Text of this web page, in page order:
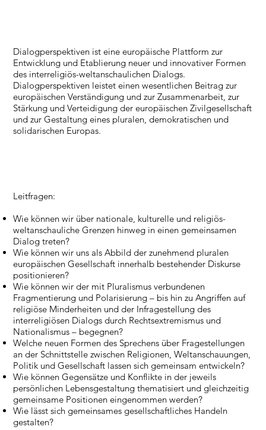
Dialogperspektiven ist eine europäische Plattform zur
Entwicklung und Etablierung neuer und innovativer Formen
des interreligiös-weltanschaulichen Dialogs.
Dialogperspektiven leistet einen wesentlichen Beitrag zur
europäischen Verständigung und zur Zusammenarbeit, zur
Stärkung und Verteidigung der europäischen Zivilgesellschaft
und zur Gestaltung eines pluralen, demokratischen und
solidarischen Europas.
Leitfragen:
Wie können wir über nationale, kulturelle und religiös-
weltanschauliche Grenzen hinweg in einen gemeinsamen
Dialog treten?
Wie können wir uns als Abbild der zunehmend pluralen
europäischen Gesellschaft innerhalb bestehender Diskurse
positionieren?
Wie können wir der mit Pluralismus verbundenen
Fragmentierung und Polarisierung – bis hin zu Angriffen auf
religiöse Minderheiten und der Infragestellung des
interreligiösen Dialogs durch Rechtsextremismus und
Nationalismus – begegnen?
Welche neuen Formen des Sprechens über Fragestellungen
an der Schnittstelle zwischen Religionen, Weltanschauungen,
Politik und Gesellschaft lassen sich gemeinsam entwickeln?
Wie können Gegensätze und Konflikte in der jeweils
persönlichen Lebensgestaltung thematisiert und gleichzeitig
gemeinsame Positionen eingenommen werden?
Wie lässt sich gemeinsames gesellschaftliches Handeln
gestalten?